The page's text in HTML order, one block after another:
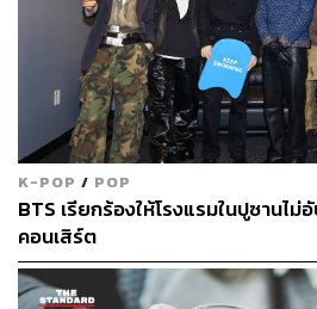
อ่านเพิ่มเติมได้ที่ https://
-prabang
Amansara, Siem Reap,
K-POP / POP
BTS เรียกร้องให้โรงแรมในปูซานไม่
คอนเสิร์ต